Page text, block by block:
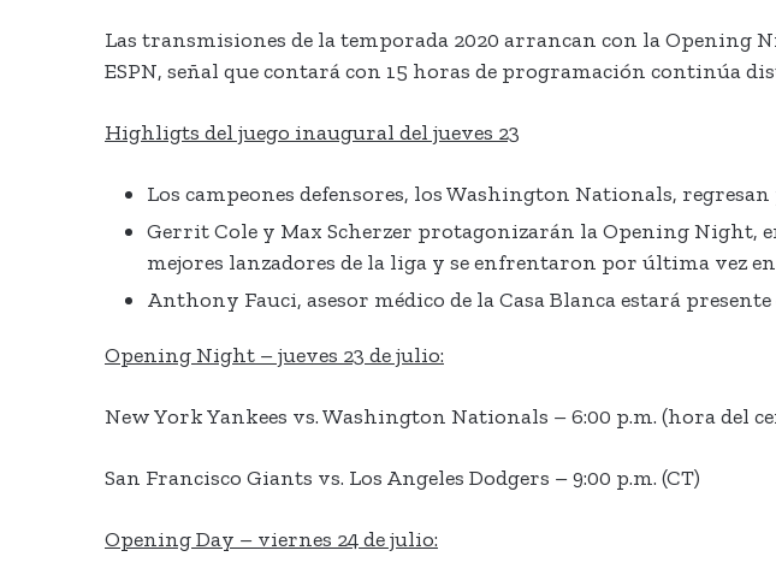
Las transmisiones de la temporada 2020 arrancan con la Opening
ESPN, señal que contará con 15 horas de programación continúa
Highligts del juego inaugural del jueves 23
Los campeones defensores, los Washington Nationals,
Gerrit Cole y Max Scherzer protagonizarán la Opening Night,
mejores lanzadores de la liga y se enfrentaron por última vez
Anthony Fauci, asesor médico de la Casa Blanca estará
Opening Night – jueves 23 de julio:
New York Yankees vs. Washington Nationals – 6:00 p.m. (hora del
San Francisco Giants vs. Los Angeles Dodgers – 9:00 p.m. (CT)
Opening Day – viernes 24 de julio: